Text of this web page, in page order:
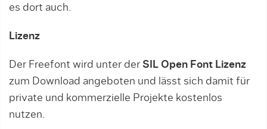
es dort auch.
Lizenz
Der Freefont wird unter der SIL Open Font Lizenz
zum Download angeboten und lässt sich damit für
private und kommerzielle Projekte kostenlos
nutzen.